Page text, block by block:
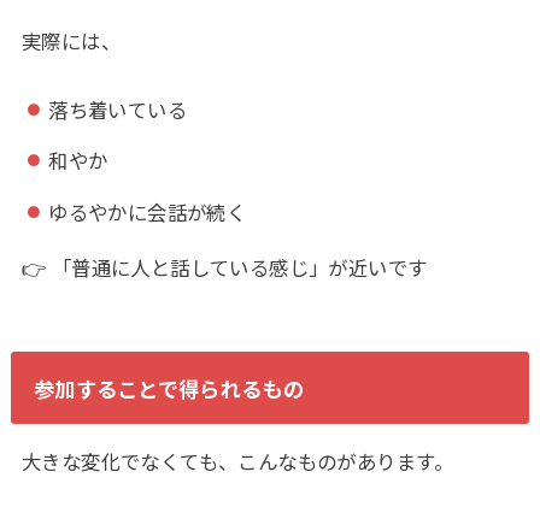
実際には、
落ち着いている
和やか
ゆるやかに会話が続く
👉 「普通に人と話している感じ」が近いです
参加することで得られるもの
大きな変化でなくても、こんなものがあります。